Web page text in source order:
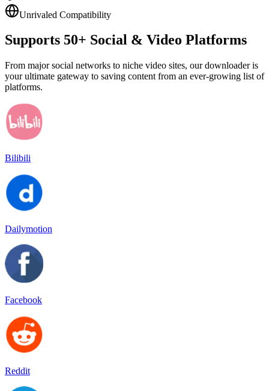
Unrivaled Compatibility
Supports 50+ Social & Video Platforms
From major social networks to niche video sites, our downloader is
your ultimate gateway to saving content from an ever-growing list of
platforms.
Bilibili
Dailymotion
Facebook
Reddit